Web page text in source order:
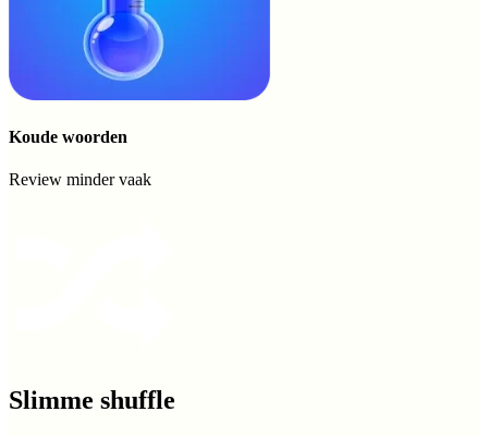
Koude woorden
Review minder vaak
Slimme shuffle